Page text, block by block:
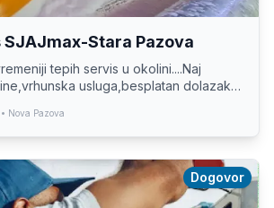
SJAJmax-Stara Pazova
tepih servis u okolini....Naj
usluga,besplatan dolazak
komora...
• Nova Pazova
Dogovor